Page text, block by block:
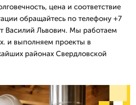
цена и соответствие
обращайтесь по телефону +7
Василий Львович. Мы работаем
и выполняем проекты в
районах Свердловской